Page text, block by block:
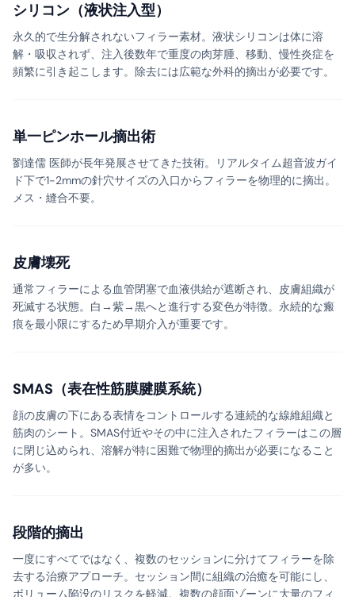
シリコン（液状注入型）
永久的で生分解されないフィラー素材。液状シリコンは体に溶
解・吸収されず、注入後数年で重度の肉芽腫、移動、慢性炎症を
頻繁に引き起こします。除去には広範な外科的摘出が必要です。
単一ピンホール摘出術
劉達儒 医師が長年発展させてきた技術。リアルタイム超音波ガイ
ド下で1-2mmの針穴サイズの入口からフィラーを物理的に摘出。
メス・縫合不要。
皮膚壊死
通常フィラーによる血管閉塞で血液供給が遮断され、皮膚組織が
死滅する状態。白→紫→黒へと進行する変色が特徴。永続的な瘢
痕を最小限にするため早期介入が重要です。
SMAS（表在性筋膜腱膜系統）
顔の皮膚の下にある表情をコントロールする連続的な線維組織と
筋肉のシート。SMAS付近やその中に注入されたフィラーはこの層
に閉じ込められ、溶解が特に困難で物理的摘出が必要になること
が多い。
段階的摘出
一度にすべてではなく、複数のセッションに分けてフィラーを除
去する治療アプローチ。セッション間に組織の治癒を可能にし、
ボリューム陥没のリスクを軽減。複数の顔面ゾーンに大量のフィ